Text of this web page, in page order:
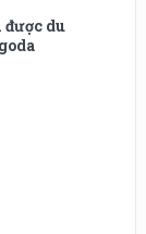
được du